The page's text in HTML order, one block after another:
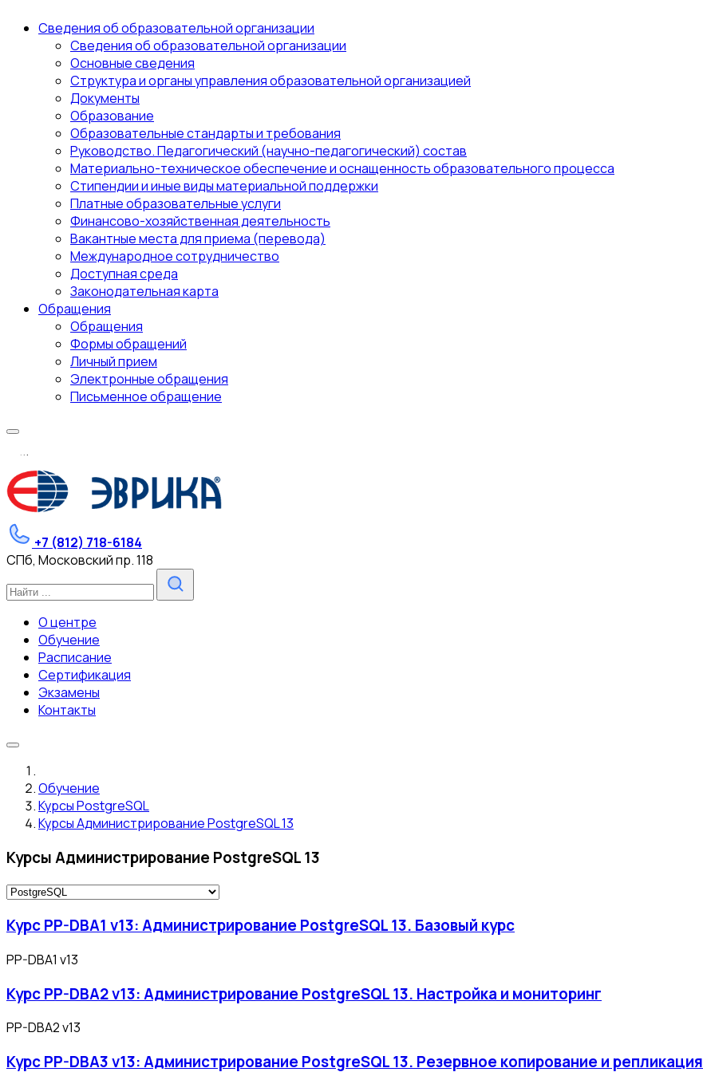
Сведения об образовательной организации
Сведения об образовательной организации
Основные сведения
Структура и органы управления образовательной организацией
Документы
Образование
Образовательные стандарты и требования
Руководство. Педагогический (научно-педагогический) состав
Материально-техническое обеспечение и оснащенность образовательного процесса
Стипендии и иные виды материальной поддержки
Платные образовательные услуги
Финансово-хозяйственная деятельность
Вакантные места для приема (перевода)
Международное сотрудничество
Доступная среда
Законодательная карта
Обращения
Обращения
Формы обращений
Личный прием
Электронные обращения
Письменное обращение
...
+7 (812) 718-6184
СПб, Московский пр. 118
О центре
Обучение
Расписание
Сертификация
Экзамены
Контакты
Обучение
Курсы PostgreSQL
Курсы Администрирование PostgreSQL 13
Курсы Администрирование PostgreSQL 13
Курс PP-DBA1 v13: Администрирование PostgreSQL 13. Базовый курс
PP-DBA1 v13
Курс PP-DBA2 v13: Администрирование PostgreSQL 13. Настройка и мониторинг
PP-DBA2 v13
Курс PP-DBA3 v13: Администрирование PostgreSQL 13. Резервное копирование и репликация